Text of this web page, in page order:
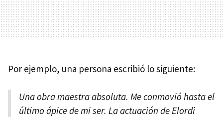
Por ejemplo, una persona escribió lo siguiente:
Una obra maestra absoluta. Me conmovió hasta el
último ápice de mi ser. La actuación de Elordi